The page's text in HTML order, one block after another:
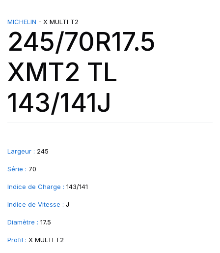
MICHELIN - X MULTI T2
245/70R17.5
XMT2 TL
143/141J
Largeur : 245
Série : 70
Indice de Charge : 143/141
Indice de Vitesse : J
Diamètre : 17.5
Profil : X MULTI T2